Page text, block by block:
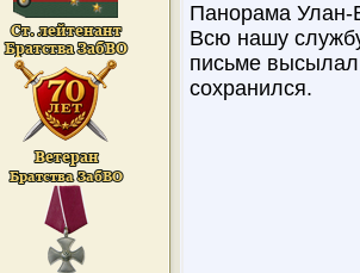
Панорама Улан-
Всю нашу
письме
сохранился.